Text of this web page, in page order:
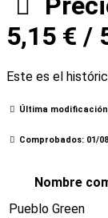
5,15 € /
Este es el
Última
Comprobados: 01/
Nombre
Pueblo Green